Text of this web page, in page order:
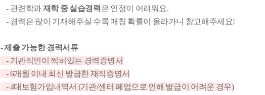
- 관련학과재학 중 실습경력 은 인정이 어려워요.
- 경력은 많이 기재해주실 수록 매칭 확률이 올라가니 참고해주세요!
-제출 가능한 경력서류
- 기관직인이 찍혀있는 경력증명서
- 6개월 이내 최신 발급한 재직증명서
- 4대보험가입내역서 (기관/센터 폐업으로 인해 발급이 어려운 경우)